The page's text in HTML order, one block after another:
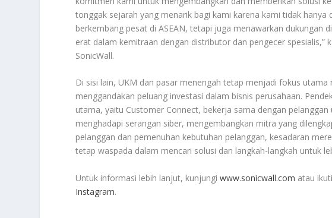
tonggak sejarah yang menarik bagi kami karena kami tidak hanya
berkembang pesat di ASEAN, tetapi juga menawarkan dukungan
erat dalam kemitraan dengan distributor dan pengecer spesialis,”
SonicWall.
Di sisi lain, UKM dan pasar menengah tetap menjadi fokus
menggandakan peluang investasi dalam bisnis perusahaan.
utama, yaitu Customer Connect, bekerja sama dengan
menghadapi serangan siber, mengembangkan mitra yang
pelanggan dan pemenuhan kebutuhan pelanggan, kesadaran
tetap waspada dalam mencari solusi dan langkah-langkah untuk
Untuk informasi lebih lanjut, kunjungiwww.sonicwall.com atau
Instagram.